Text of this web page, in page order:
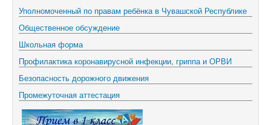
Уполномоченный по правам ребёнка в Чувашской Республике
Общественное обсуждение
Школьная форма
Профилактика коронавирусной инфекции, гриппа и ОРВИ
Безопасность дорожного движения
Промежуточная аттестация